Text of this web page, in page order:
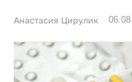
Анастасия Цирулик